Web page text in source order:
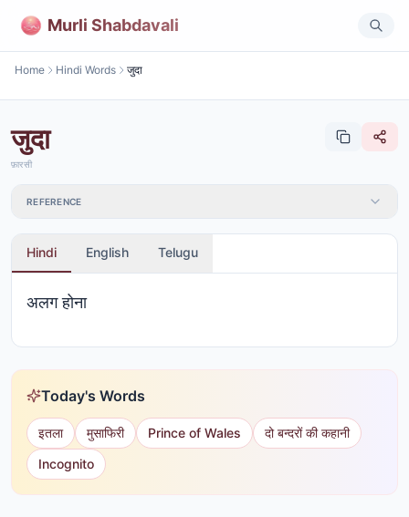
Murli Shabdavali
Home Hindi Words जुदा
जुदा
फ़ारसी
REFERENCE
Hindi English Telugu
अलग होना
Today's Words
इतला मुसाफिरी Prince of Wales
दो बन्दरों की कहानी
Incognito